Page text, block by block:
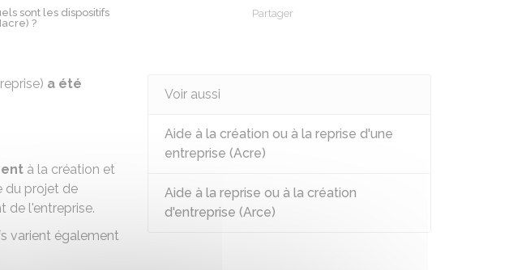
sont les dispositifs
?
Partager
a été
à la création et
du projet de
de l'entreprise.
varient également
Voir aussi
Aide à la création ou à la reprise d'une
entreprise (Acre)
Aide à la reprise ou à la création
d'entreprise (Arce)